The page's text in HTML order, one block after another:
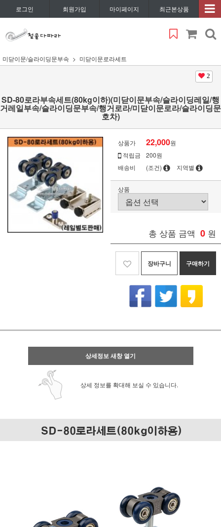
로그인 회원가입 마이페이지 최근본상품
미닫이문/슬라이딩문부속 미닫이문로라세트
2
SD-80로라부속세트(80kg이하)(미닫이문부속/슬라이딩레일/행
거레일부속/슬라이딩문부속/행거로라/미닫이문로라/슬라이딩문
호차)
상품가 22,000원
적립금
200원
배송비
(조건) 지역별
상품
총 상품 금액 0 원
장바구니 구매하기
상세정보 새창 열기
상세 정보를 확대해 보실 수 있습니다.